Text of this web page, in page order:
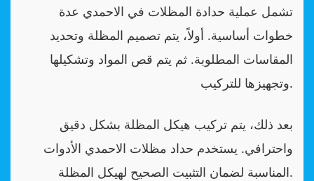
تشمل عملية حدادة المظلات في الاحمدي عدة
خطوات أساسية. أولاً، يتم تصميم المظلة وتحديد
المقاسات المطلوبة. ثم يتم قص المواد وتشكيلها
وتجهيزها للتركيب.
بعد ذلك، يتم تركيب هيكل المظلة بشكل دقيق
واحترافي. يستخدم حداد مظلات الاحمدي الأدوات
المناسبة لضمان التثبيت الصحيح لهيكل المظلة.